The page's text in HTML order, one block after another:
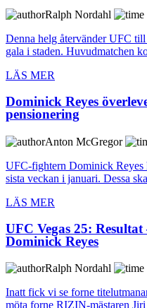
Ralph Nordahl
Denna helg återvänder UFC
gala i staden. Huvudmatchen
LÄS MER
Dominick Reyes
pensionering
Anton McGregor
UFC-fightern Dominick Reyes
sista veckan i januari. Dessa
LÄS MER
UFC Vegas 25:
Dominick Reyes
Ralph Nordahl
Inatt fick vi se forne
möta forne RIZIN-mästaren